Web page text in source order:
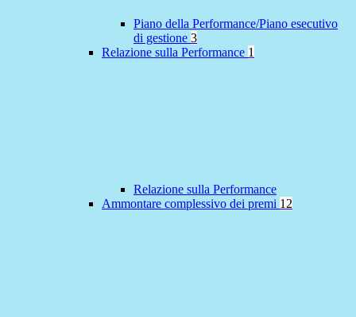
Piano della Performance/Piano esecutivo
di gestione 3
Relazione sulla Performance 1
Relazione sulla Performance
Ammontare complessivo dei premi 12